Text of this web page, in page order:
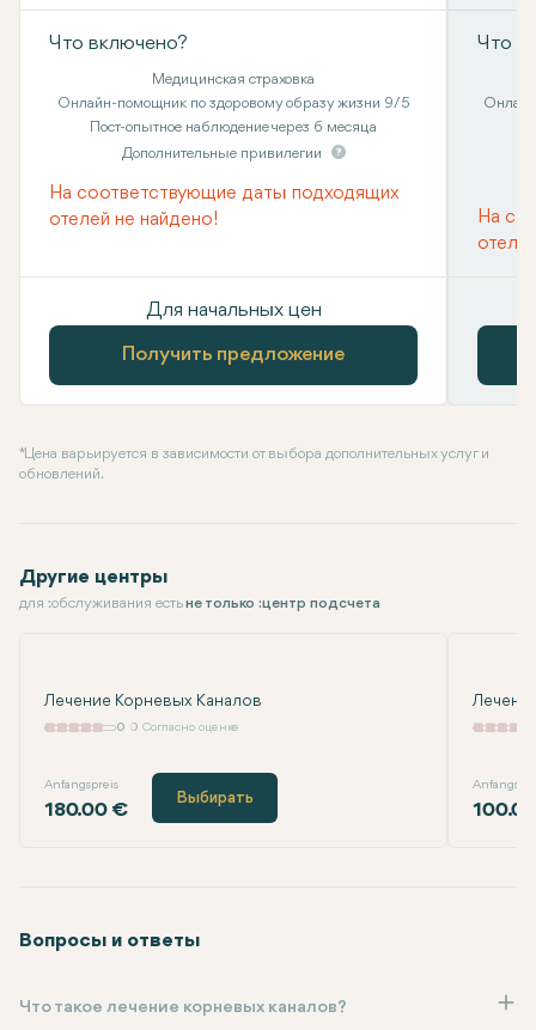
Что включено?
Медицинская страховка
Онлайн-помощник по здоровому образу жизни 9/5
Пост-опытное наблюдение через 6 месяца
Дополнительные привилегии
На соответствующие даты подходящих
отелей не найдено!
Для начальных цен
Получить предложение
Что
На
* Цена варьируется в зависимости от выбора дополнительных услуг и
обновлений.
Другие центры
для :обслуживания естьне только :центр подсчета
Лечение Корневых Каналов
0 0 Согласно оценке
Anfangspreis
180.00 €
Выбирать
Вопросы и ответы
Что такое лечение корневых каналов?